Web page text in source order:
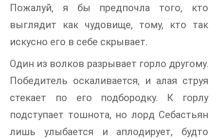
Пожалуй, я бы предпочла того, кто
выглядит как чудовище, тому, кто так
искусно его в себе скрывает.
Один из волков разрывает горло другому.
Победитель оскаливается, и алая струя
стекает по его подбородку. К горлу
подступает тошнота, но лорд Себастьян
лишь улыбается и аплодирует, будто